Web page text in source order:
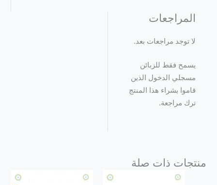
المراجعات
لا توجد مراجعات بعد.
يسمح فقط للزبائن
مسجلي الدخول الذين
قاموا بشراء هذا المنتج
ترك مراجعة.
منتجات ذات صلة